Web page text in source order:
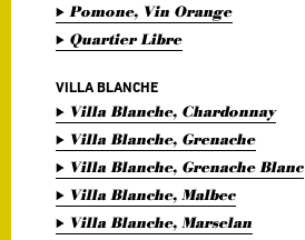
Pomone, Vin Orange
Quartier Libre
VILLA BLANCHE
Villa Blanche, Chardonnay
Villa Blanche, Grenache
Villa Blanche, Grenache Blanc
Villa Blanche, Malbec
Villa Blanche, Marselan